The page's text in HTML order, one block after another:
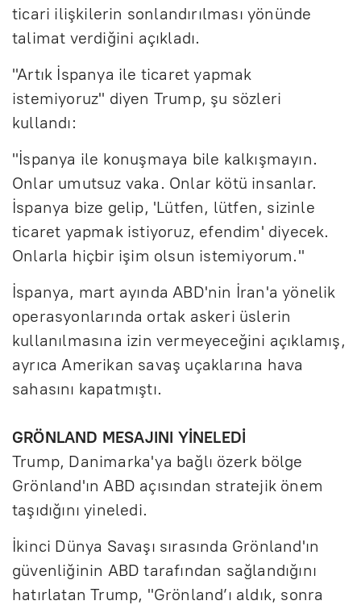
ticari ilişkilerin sonlandırılması yönünde
talimat verdiğini açıkladı.
"Artık İspanya ile ticaret yapmak
istemiyoruz" diyen Trump, şu sözleri
kullandı:
"İspanya ile konuşmaya bile kalkışmayın.
Onlar umutsuz vaka. Onlar kötü insanlar.
İspanya bize gelip, 'Lütfen, lütfen, sizinle
ticaret yapmak istiyoruz, efendim' diyecek.
Onlarla hiçbir işim olsun istemiyorum."
İspanya, mart ayında ABD'nin İran'a yönelik
operasyonlarında ortak askeri üslerin
kullanılmasına izin vermeyeceğini açıklamış,
ayrıca Amerikan savaş uçaklarına hava
sahasını kapatmıştı.
GRÖNLAND MESAJINI YİNELEDİ
Trump, Danimarka'ya bağlı özerk bölge
Grönland'ın ABD açısından stratejik önem
taşıdığını yineledi.
İkinci Dünya Savaşı sırasında Grönland'ın
güvenliğinin ABD tarafından sağlandığını
hatırlatan Trump, "Grönland’ı aldık, sonra